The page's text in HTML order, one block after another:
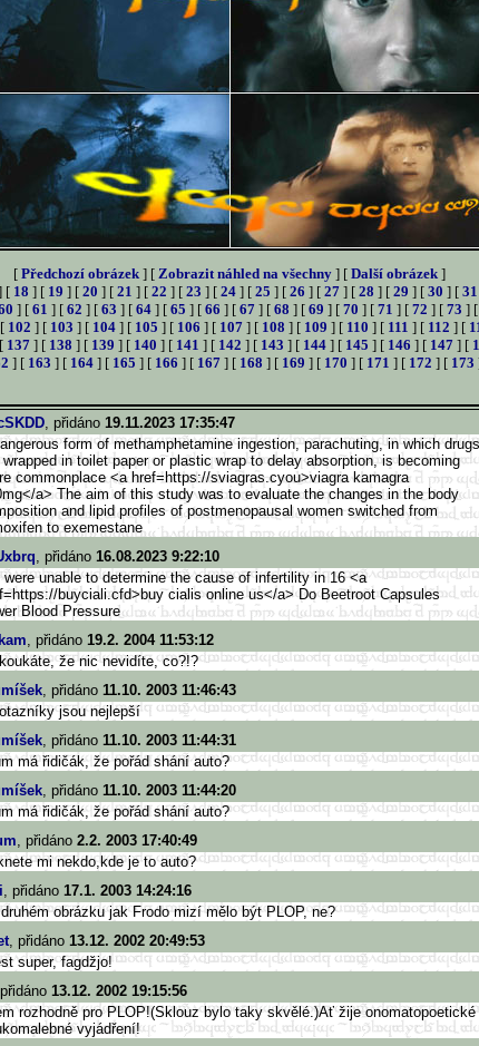
[ Předchozí obrázek ] [ Zobrazit náhled na všechny ] [ Další obrázek ]
[ 18 ] [ 19 ] [ 20 ] [ 21 ] [ 22 ] [ 23 ] [ 24 ] [ 25 ] [ 26 ] [ 27 ] [ 28 ] [ 29 ] [ 30 ] [ 31
] [ 61 ] [ 62 ] [ 63 ] [ 64] [ 65 ] [ 66 ] [ 67] [ 68 ] [ 69 ] [ 70 ] [ 71 ] [ 72 ] [ 73 ]
102 ] [ 103 ] [ 104 ] [ 105 ] [ 106 ] [ 107 ] [ 108 ] [ 109 ] [ 110 ] [ 111 ] [ 112 ] [
137] [ 138 ] [ 139 ] [ 140 ] [ 141 ] [ 142 ] [ 143 ] [ 144] [ 145 ] [ 146 ] [ 147] [
] [ 163 ] [ 164] [ 165 ] [ 166 ] [ 167] [ 168 ] [ 169 ] [ 170 ] [ 171 ] [ 172 ] [ 173
, přidáno 19.11.2023 17:35:47
form of methamphetamine ingestion, parachuting, in which drugs
wrapped in toilet paper or plastic wrap to delay absorption, is becoming
commonplace <a href=https://sviagras.cyou>viagra kamagra
a> The aim of this study was to evaluate the changes in the body
and lipid profiles of postmenopausal women switched from
to exemestane
, přidáno 16.08.2023 9:22:10
were unable to determine the cause of infertility in 16 <a
buyciali.cfd>buy cialis online us</a> Do Beetroot Capsules
Blood Pressure
, přidáno 19.2. 2004 11:53:12
že nic nevidíte, co?!?
, přidáno 11.10. 2003 11:46:43
jsou nejlepší
, přidáno 11.10. 2003 11:44:31
má řidičák, že pořád shání auto?
, přidáno 11.10. 2003 11:44:20
má řidičák, že pořád shání auto?
, přidáno 2.2. 2003 17:40:49
mi nekdo,kde je to auto?
, přidáno 17.1. 2003 14:24:16
obrázku jak Frodo mizí mělo být PLOP, ne?
, přidáno 13.12. 2002 20:49:53
super, fagdžjo!
13.12. 2002 19:15:56
rozhodně pro PLOP!(Sklouz bylo taky skvělé.)Ať žije onomatopoetické
vyjádření!